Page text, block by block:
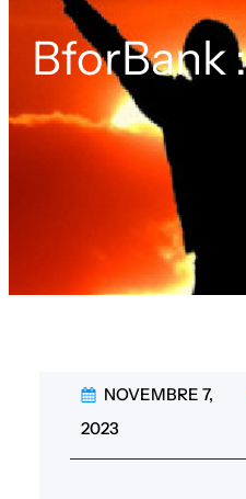
BforBank
NOVEMBRE 7,
2023